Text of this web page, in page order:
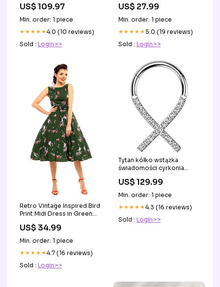
US$ 109.97
Min. order: 1 piece
★★★★★4.0 (10 reviews)
Sold : Login>>
US$ 27.99
Min. order: 1 piece
★★★★★5.0 (19 reviews)
Sold : Login>>
Retro Vintage Inspired Bird
Print Midi Dress in Green
US$ 34.99
Min. order: 1 piece
★★★★★4.7 (16 reviews)
Sold : Login>>
Tytan kółko wstążka
świadomości cyrkonia
piercing
US$ 129.99
Min. order: 1 piece
★★★★★4.3 (16 reviews)
Sold : Login>>